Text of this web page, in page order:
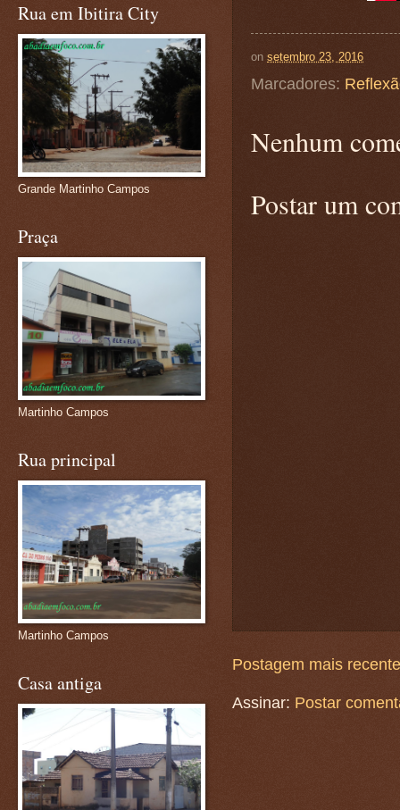
on setembro 23, 2016
Marcadores:
Nenhum
Postar um
Postagem mais recente
Assinar: Postar
Rua em Ibitira City
Grande Martinho Campos
Praça
Martinho Campos
Rua principal
Martinho Campos
Casa antiga